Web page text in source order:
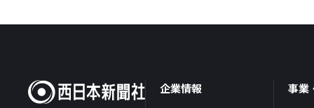
企業情報 事業